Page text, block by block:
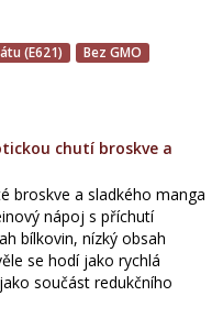
(E621)
Bez GMO
chutí broskve a
broskve a sladkého manga
nápoj s příchutí
bílkovin, nízký obsah
se hodí jako rychlá
součást redukčního